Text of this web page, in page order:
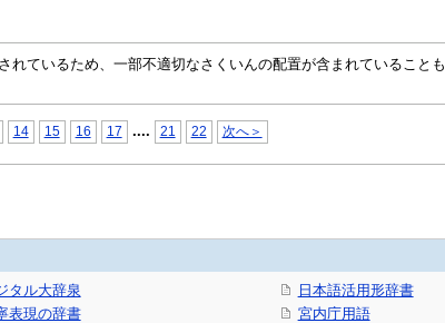
ているため、一部不適切なさくいんの配置が含まれていることも
14 15 16 17 .... 21 22 次へ＞
タル大辞泉
表現の辞書
日本語活用形辞書
宮内庁用語